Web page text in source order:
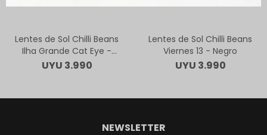
Lentes de Sol Chilli Beans
Ilha Grande Cat Eye -
Animal Print
UYU 3.990
Lentes de Sol Chilli Beans
Viernes 13 - Negro
UYU 3.990
NEWSLETTER